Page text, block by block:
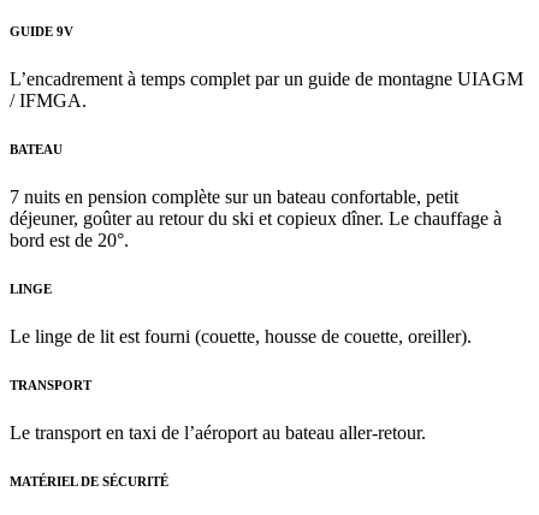
GUIDE 9V
L’encadrement à temps complet par un guide de montagne UIAGM
/ IFMGA.
BATEAU
7 nuits en pension complète sur un bateau confortable, petit
déjeuner, goûter au retour du ski et copieux dîner. Le chauffage à
bord est de 20°.
LINGE
Le linge de lit est fourni (couette, housse de couette, oreiller).
TRANSPORT
Le transport en taxi de l’aéroport au bateau aller-retour.
MATÉRIEL DE SÉCURITÉ